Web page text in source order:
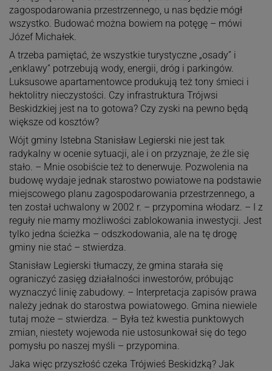
zagospodarowania przestrzennego, u nas będzie mógł
wszystko. Budować można bowiem na potęgę – mówi
Józef Michałek.
A trzeba pamiętać, że wszystkie turystyczne „osady” i
„enklawy” potrzebują wody, energii, dróg i parkingów.
Luksusowe apartamentowce produkują też tony śmieci i
hektolitry nieczystości. Czy infrastruktura Trójwsi
Beskidzkiej jest na to gotowa? Czy zyski na pewno będą
większe od kosztów?
Wójt gminy Istebna Stanisław Legierski nie jest tak
radykalny w ocenie sytuacji, ale i on przyznaje, że źle się
stało. – Mnie osobiście też to denerwuje. Pozwolenia na
budowę wydaje jednak starostwo powiatowe na podstawie
miejscowego planu zagospodarowania przestrzennego, a
ten został uchwalony w 2002 r. – przypomina włodarz. – I z
reguły nie mamy możliwości zablokowania inwestycji. Jest
tylko jedna ścieżka – odszkodowania, ale na tę drogę
gminy nie stać – stwierdza.
Stanisław Legierski tłumaczy, że gmina starała się
ograniczyć zasięg działalności inwestorów, próbując
wyznaczyć linię zabudowy. – Interpretacja zapisów prawa
należy jednak do starostwa powiatowego. Gmina niewiele
tutaj może – stwierdza. – Była też kwestia punktowych
zmian, niestety wojewoda nie ustosunkował się do tego
pomysłu po naszej myśli – przypomina.
Jaka więc przyszłość czeka Trójwieś Beskidzką? Jak